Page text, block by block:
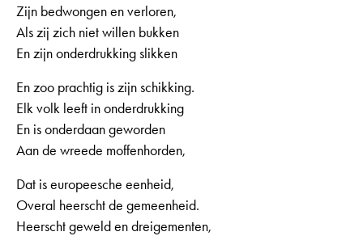
Zijn bedwongen en verloren,
Als zij zich niet willen bukken
En zijn onderdrukking slikken
En zoo prachtig is zijn schikking.
Elk volk leeft in onderdrukking
En is onderdaan geworden
Aan de wreede moffenhorden,
Dat is europeesche eenheid,
Overal heerscht de gemeenheid.
Heerscht geweld en dreigementen,